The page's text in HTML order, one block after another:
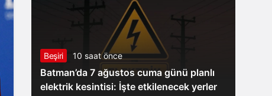
Beşiri 10 saat önce
Batman’da 7 ağustos cuma günü planlı
elektrik kesintisi: İşte etkilenecek yerler